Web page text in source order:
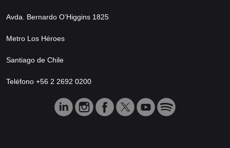
Avda. Bernardo O’Higgins 1825
Metro Los Héroes
Santiago de Chile
Teléfono +56 2 2692 0200